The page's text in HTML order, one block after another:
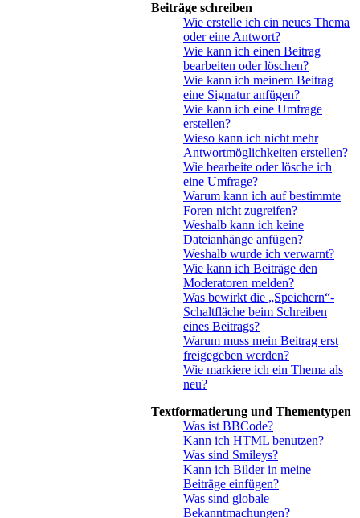
Beiträge schreiben
Wie erstelle ich ein neues Thema
oder eine Antwort?
Wie kann ich einen Beitrag
bearbeiten oder löschen?
Wie kann ich meinem Beitrag
eine Signatur anfügen?
Wie kann ich eine Umfrage
erstellen?
Wieso kann ich nicht mehr
Antwortmöglichkeiten erstellen?
Wie bearbeite oder lösche ich
eine Umfrage?
Warum kann ich auf bestimmte
Foren nicht zugreifen?
Weshalb kann ich keine
Dateianhänge anfügen?
Weshalb wurde ich verwarnt?
Wie kann ich Beiträge den
Moderatoren melden?
Was bewirkt die „Speichern“-
Schaltfläche beim Schreiben
eines Beitrags?
Warum muss mein Beitrag erst
freigegeben werden?
Wie markiere ich ein Thema als
neu?
Textformatierung und Thementypen
Was ist BBCode?
Kann ich HTML benutzen?
Was sind Smileys?
Kann ich Bilder in meine
Beiträge einfügen?
Was sind globale
Bekanntmachungen?